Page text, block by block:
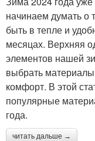
начинаем думать о
быть в тепле и
месяцах. Верхняя
элементов нашей
выбрать
комфорт. В этой
популярные
года.
читать дальше →